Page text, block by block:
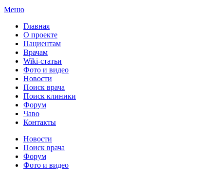
Меню
Главная
О проекте
Пациентам
Врачам
Wiki-статьи
Фото и видео
Новости
Поиск врача
Поиск клиники
Форум
Чаво
Контакты
Новости
Поиск врача
Форум
Фото и видео